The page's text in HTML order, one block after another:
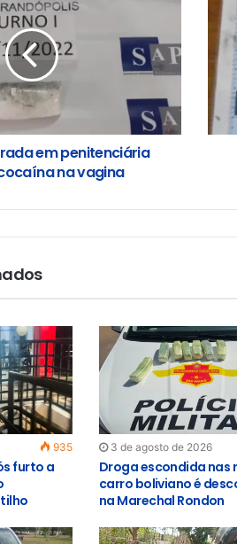
em penitenciária
na vagina
935
furto a
3 de agosto de 2026
Droga escondida nas
carro boliviano é
na Marechal Rondon